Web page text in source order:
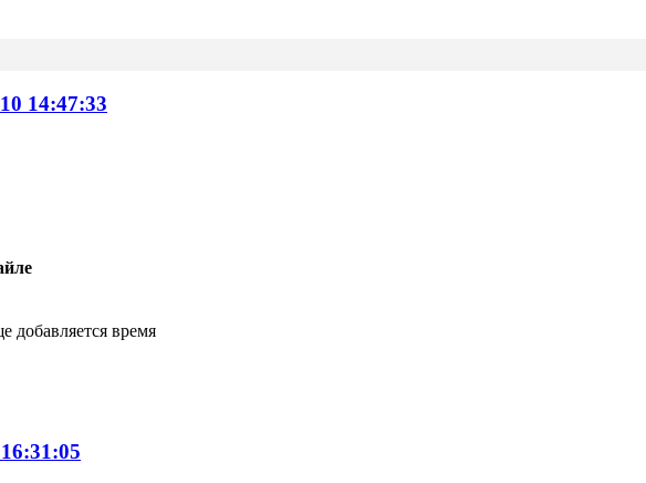
14:47:33
добавляется время